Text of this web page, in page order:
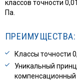
классов точности
Па.
ПРЕИМУЩЕСТВА:
Классы точности
Уникальный